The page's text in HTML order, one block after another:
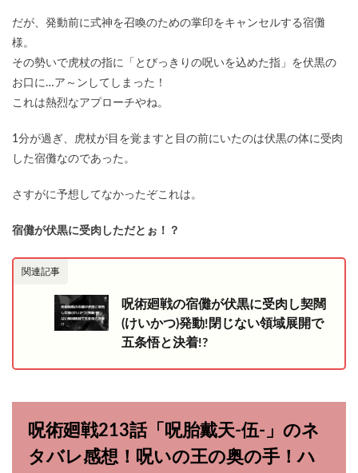
だが、発動前に式神を召喚のための掌印をキャンセルする宿儺
様。
その勢いで虎杖の指に「とびっきりの呪いを込めた指」を伏黒の
お口に…ア～ンしてしまった！
これは熱烈なアプローチやね。
1分が過ぎ、虎杖が目を覚ますと目の前にいたのは伏黒の体に受肉
した宿儺なのであった。
さすがに予想してなかったぞこれは。
宿儺が伏黒に受肉しただとぉ！？
関連記事
呪術廻戦の宿儺が伏黒に受肉し契闊
(けいかつ)発動!閉じない領域展開で
五条悟と決着!?
呪術廻戦213話「呪胎戴天-伍-」のネ
タバレ感想！呪いの王の奥の手！ハ